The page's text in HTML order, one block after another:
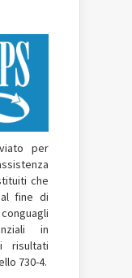
per
che
fine di
in
risultati
730-4.